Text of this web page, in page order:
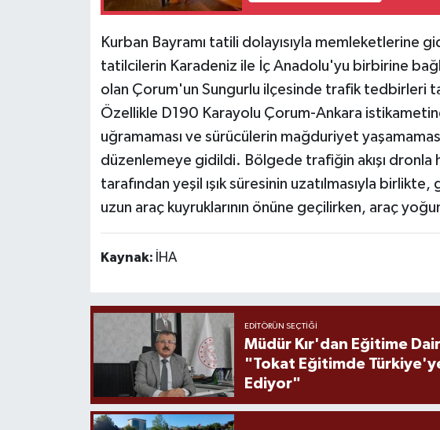
Kurban Bayramı tatili dolayısıyla memleketlerine
tatilcilerin Karadeniz ile İç Anadolu'yu birbirine
olan Çorum'un Sungurlu ilçesinde trafik tedbirleri
Özellikle D190 Karayolu Çorum-Ankara
uğramaması ve sürücülerin mağduriyet
düzenlemeye gidildi. Bölgede trafiğin akışı
tarafından yeşil ışık süresinin uzatılmasıyla
uzun araç kuyruklarının önüne geçilirken, araç
Kaynak: İHA
EDITÖRÜN SEÇTIĞI
Müdür Kır'dan Eğitime
"Tokat Eğitimde
Ediyor"